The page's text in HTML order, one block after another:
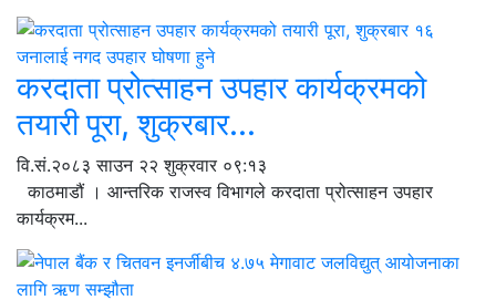
करदाता प्रोत्साहन उपहार कार्यक्रमको
तयारी पूरा, शुक्रबार...
वि.सं.२०८३ साउन २२ शुक्रवार ०९:१३
काठमाडौं । आन्तरिक राजस्व विभागले करदाता प्रोत्साहन उपहार
कार्यक्रम...